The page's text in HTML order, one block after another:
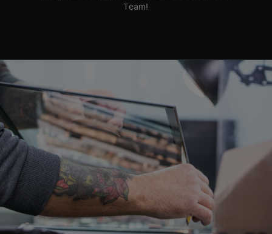
Team!